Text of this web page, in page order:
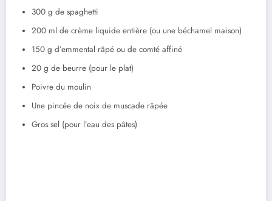
300 g de spaghetti
200 ml de crème liquide entière (ou une béchamel maison)
150 g d’emmental râpé ou de comté affiné
20 g de beurre (pour le plat)
Poivre du moulin
Une pincée de noix de muscade râpée
Gros sel (pour l’eau des pâtes)